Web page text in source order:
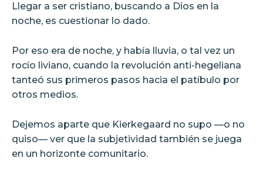
Llegar a ser cristiano, buscando a Dios en la
noche, es cuestionar lo dado.
Por eso era de noche, y había lluvia, o tal vez un
rocío liviano, cuando la revolución anti-hegeliana
tanteó sus primeros pasos hacia el patíbulo por
otros medios.
Dejemos aparte que Kierkegaard no supo —o no
quiso— ver que la subjetividad también se juega
en un horizonte comunitario.